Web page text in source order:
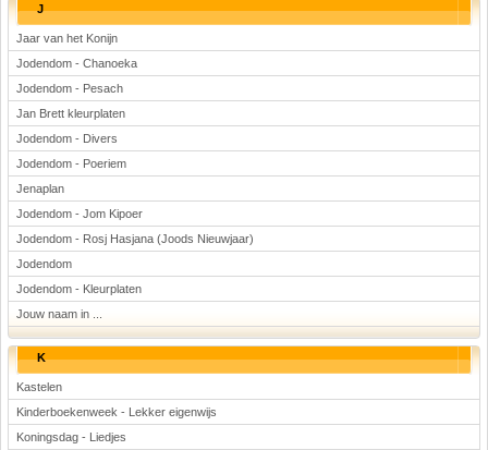
J
Jaar van het Konijn
Jodendom - Chanoeka
Jodendom - Pesach
Jan Brett kleurplaten
Jodendom - Divers
Jodendom - Poeriem
Jenaplan
Jodendom - Jom Kipoer
Jodendom - Rosj Hasjana (Joods Nieuwjaar)
Jodendom
Jodendom - Kleurplaten
Jouw naam in ...
K
Kastelen
Kinderboekenweek - Lekker eigenwijs
Koningsdag - Liedjes